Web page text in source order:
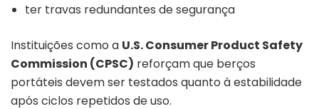
ter travas redundantes de segurança
Instituições como a U.S. Consumer Product Safety
Commission (CPSC) reforçam que berços
portáteis devem ser testados quanto à estabilidade
após ciclos repetidos de uso.